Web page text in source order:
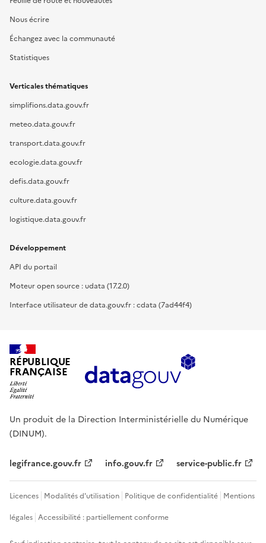
Nous écrire
Échangez avec la communauté
Statistiques
Verticales thématiques
simplifions.data.gouv.fr
meteo.data.gouv.fr
transport.data.gouv.fr
ecologie.data.gouv.fr
defis.data.gouv.fr
culture.data.gouv.fr
logistique.data.gouv.fr
Développement
API du portail
Moteur open source : udata (17.2.0)
Interface utilisateur de data.gouv.fr : cdata (7ad44f4)
RÉPUBLIQUE
FRANÇAISE
Un produit de la Direction Interministérielle du Numérique
(DINUM).
legifrance.gouv.fr info.gouv.fr service-public.fr
Licences Modalités d'utilisation Politique de confidentialité Mentions
légales Accessibilité : partiellement conforme